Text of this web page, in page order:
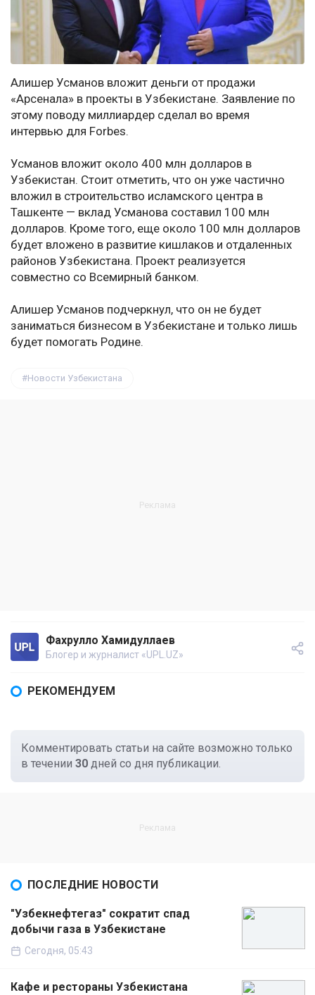
Алишер Усманов вложит деньги от продажи
«Арсенала» в проекты в Узбекистане. Заявление по
этому поводу миллиардер сделал во время
интервью для Forbes.
Усманов вложит около 400 млн долларов в
Узбекистан. Стоит отметить, что он уже частично
вложил в строительство исламского центра в
Ташкенте — вклад Усманова составил 100 млн
долларов. Кроме того, еще около 100 млн долларов
будет вложено в развитие кишлаков и отдаленных
районов Узбекистана. Проект реализуется
совместно со Всемирный банком.
Алишер Усманов подчеркнул, что он не будет
заниматься бизнесом в Узбекистане и только лишь
будет помогать Родине.
Новости Узбекистана
Фахрулло Хамидуллаев
Блогер и журналист «UPL.UZ»
РЕКОМЕНДУЕМ
Комментировать статьи на сайте возможно только
в течении 30 дней со дня публикации.
ПОСЛЕДНИЕ НОВОСТИ
"Узбекнефтегаз" сократит спад
добычи газа в Узбекистане
Сегодня, 05:43
Кафе и рестораны Узбекистана